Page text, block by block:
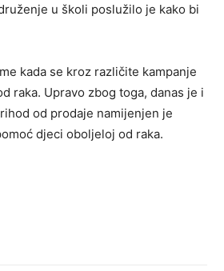
u školi poslužilo je kako bi
kada se kroz različite kampanje
raka. Upravo zbog toga, danas je i
od prodaje namijenjen je
djeci oboljeloj od raka.